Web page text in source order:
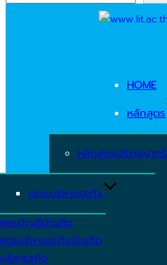
HOME
หลักสูตร
หลักสูตรปริญญาตรี
คณะบริหารธุรกิจ
ตรบัญชีบัณฑิต
ตรบริหารธุรกิจบัณฑิต
ริหารธุกิจ